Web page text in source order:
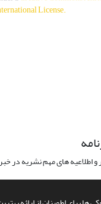
License.
و اطلاعیه های مهم نشریه در